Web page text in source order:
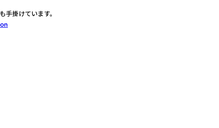
掛けています。